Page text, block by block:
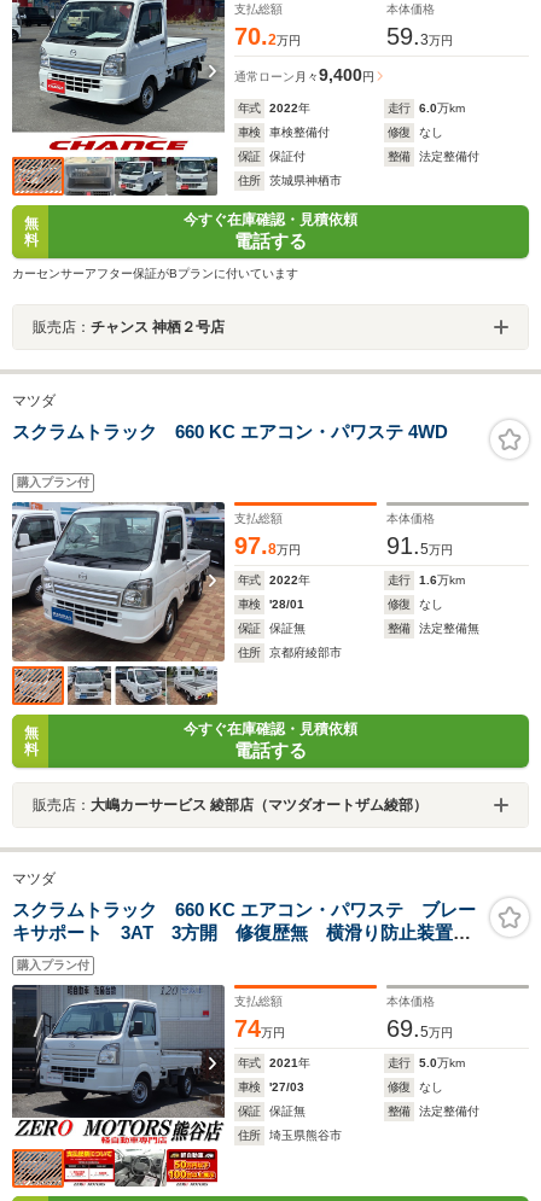
支払総額
70.2万円
本体価格
59.3万円
通常ローン 月々9,400円
年式 2022年 走行 6.0万km
車検
車検整備付 修復
なし
保証
保証付 整備
法定整備付
住所
茨城県神栖市
無
料
今すぐ在庫確認・見積依頼
電話する
カーセンサーアフター保証がBプランに付いています
販売店： チャンス 神栖２号店
マツダ
スクラムトラック 660 KC エアコン・パワステ 4WD
購入プラン付
支払総額
97.8万円
本体価格
91.5万円
年式 2022年 走行 1.6万km
車検
'28/01 修復
なし
保証
保証無 整備
法定整備無
住所
京都府綾部市
無
料
今すぐ在庫確認・見積依頼
電話する
販売店： 大嶋カーサービス 綾部店（マツダオートザム綾部）
マツダ
スクラムトラック 660 KC エアコン・パワステ ブレー
キサポート 3AT 3方開 修復歴無 横滑り防止装置
レーンキープアシスト ドライブレコーダー ETC ラジ
オ ABS エアバッグ タイミングチェーン式 ドアバ
イザー
購入プラン付
支払総額
74万円
本体価格
69.5万円
年式 2021年 走行 5.0万km
車検
'27/03 修復
なし
保証
保証無 整備
法定整備付
住所
埼玉県熊谷市